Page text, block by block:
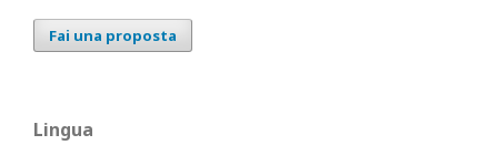
Fai una proposta
Lingua